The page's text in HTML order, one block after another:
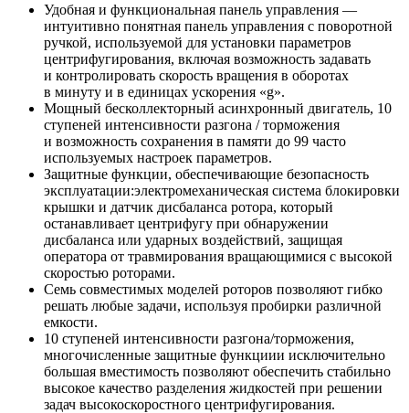
Удобная и функциональная панель управления —
интуитивно понятная панель управления с поворотной
ручкой, используемой для установки параметров
центрифугирования, включая возможность задавать
и контролировать скорость вращения в оборотах
в минуту и в единицах ускорения «g».
Мощный бесколлекторный асинхронный двигатель, 10
ступеней интенсивности разгона / торможения
и возможность сохранения в памяти до 99 часто
используемых настроек параметров.
Защитные функции, обеспечивающие безопасность
эксплуатации:электромеханическая система блокировки
крышки и датчик дисбаланса ротора, который
останавливает центрифугу при обнаружении
дисбаланса или ударных воздействий, защищая
оператора от травмирования вращающимися с высокой
скоростью роторами.
Семь совместимых моделей роторов позволяют гибко
решать любые задачи, используя пробирки различной
емкости.
10 ступеней интенсивности разгона/торможения,
многочисленные защитные функциии исключительно
большая вместимость позволяют обеспечить стабильно
высокое качество разделения жидкостей при решении
задач высокоскоростного центрифугирования.